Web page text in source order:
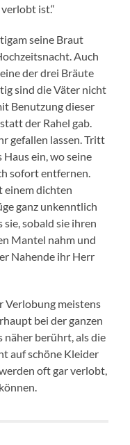
ist.“
seine Braut
Auch
der drei Bräute
sind die Väter nicht
Benutzung dieser
der Rahel gab.
gefallen lassen. Tritt
ein, wo seine
sofort entfernen.
einem dichten
ganz unkenntlich
sie, sobald sie ihren
Mantel nahm und
Nahende ihr Herr
Verlobung meistens
bei der ganzen
näher berührt, als die
auf schöne Kleider
oft gar verlobt,